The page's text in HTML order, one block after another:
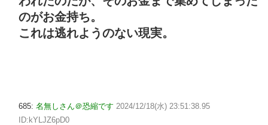
のがお金持ち。
これは逃れようのない現実。
685: 名無しさん＠恐縮です 2024/12/18(水) 23:51:38.95
ID:kYLJZ6pD0